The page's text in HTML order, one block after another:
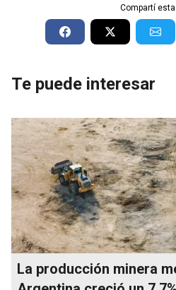
Compartí
Te puede interesar
La producción minera